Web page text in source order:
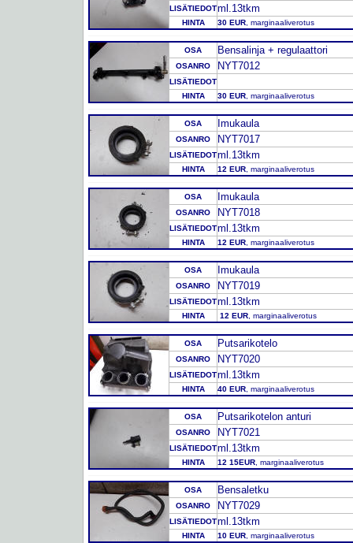
LISÄTIEDOTml.13tkm
HINTA 30 EUR , marginaaliverotus
OSA Bensalinja + regulaattori
OSANRO NYT7012
LISÄTIEDOT
HINTA
30 EUR , marginaaliverotus
OSA Imukaula
OSANRO NYT7017
LISÄTIEDOTml.13tkm
HINTA 12 EUR , marginaaliverotus
OSA Imukaula
OSANRO NYT7018
LISÄTIEDOTml.13tkm
HINTA 12 EUR , marginaaliverotus
OSA Imukaula
OSANRO NYT7019
LISÄTIEDOTml.13tkm
HINTA 12 EUR , marginaaliverotus
OSA Putsarikotelo
OSANRO NYT7020
LISÄTIEDOTml.13tkm
HINTA 40 EUR , marginaaliverotus
OSA Putsarikotelon anturi
OSANRO NYT7021
LISÄTIEDOTml.13tkm
HINTA 12 15EUR , marginaaliverotus
OSA Bensaletku
OSANRO NYT7029
LISÄTIEDOTml.13tkm
HINTA 10 EUR , marginaaliverotus